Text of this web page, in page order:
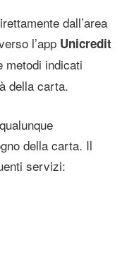
dall’area
l’app Unicredit
metodi indicati
della carta.
della carta. Il
servizi: